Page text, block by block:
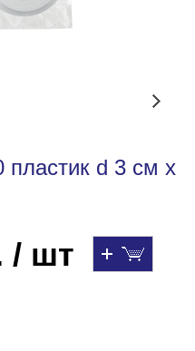
пластик d 3 см x
/ шт